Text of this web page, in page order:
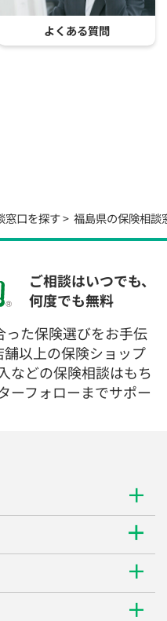
よくある質問
窓口を探す 福島県の保険相談
ご相談はいつでも、
何度でも無料
った保険選びをお手伝
以上の保険ショップ
などの保険相談はもち
ーフォローまでサポー